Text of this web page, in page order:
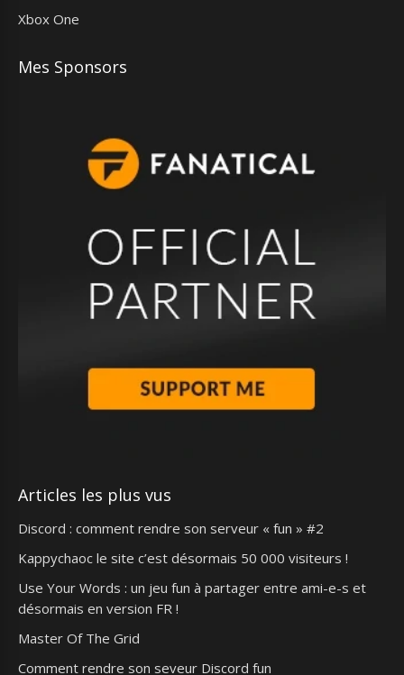
Xbox One
Mes Sponsors
Articles les plus vus
Discord : comment rendre son serveur « fun » #2
Kappychaoc le site c’est désormais 50 000 visiteurs !
Use Your Words : un jeu fun à partager entre ami-e-s et
désormais en version FR !
Master Of The Grid
Comment rendre son seveur Discord fun